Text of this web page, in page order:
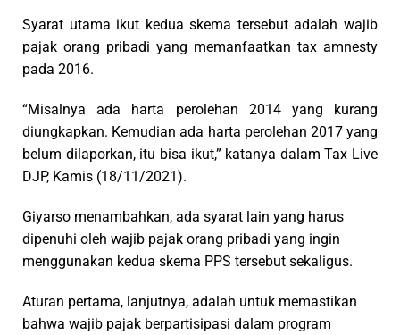
Syarat utama ikut kedua skema tersebut adalah wajib
pajak orang pribadi yang memanfaatkan tax amnesty
pada 2016.
“Misalnya ada harta perolehan 2014 yang kurang
diungkapkan. Kemudian ada harta perolehan 2017 yang
belum dilaporkan, itu bisa ikut,” katanya dalam Tax Live
DJP, Kamis (18/11/2021).
Giyarso menambahkan, ada syarat lain yang harus
dipenuhi oleh wajib pajak orang pribadi yang ingin
menggunakan kedua skema PPS tersebut sekaligus.
Aturan pertama, lanjutnya, adalah untuk memastikan
bahwa wajib pajak berpartisipasi dalam program